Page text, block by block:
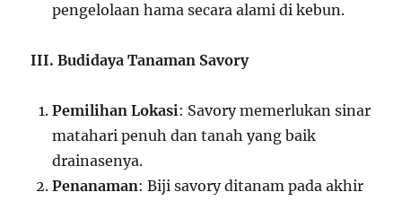
pengelolaan hama secara alami di kebun.
III. Budidaya Tanaman Savory
Pemilihan Lokasi: Savory memerlukan sinar
matahari penuh dan tanah yang baik
drainasenya.
Penanaman: Biji savory ditanam pada akhir